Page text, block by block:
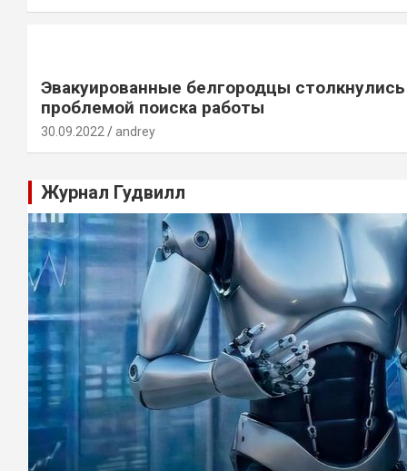
Эвакуированные белгородцы
проблемой поиска работы
30.09.2022 andrey
Журнал Гудвилл